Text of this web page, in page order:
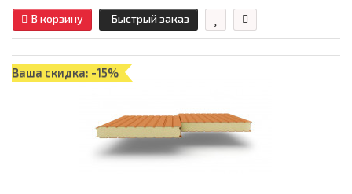
В корзину Быстрый заказ
Ваша скидка: -15%